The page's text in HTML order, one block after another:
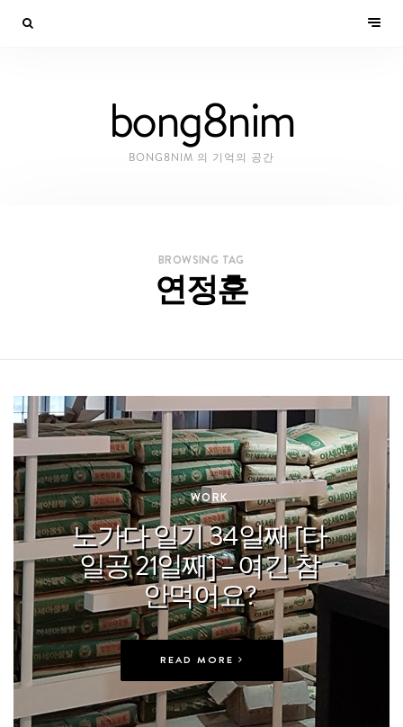
bong8nim
BONG8NIM 의 기억의 공간
BROWSING TAG
연정훈
In WORK
노가다 일기 34일째 [타
일공 21일째] – 여긴 참
안먹어요?
READ MORE